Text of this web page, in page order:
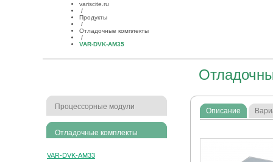
variscite.ru
/
Продукты
/
Отладочные комплекты
/
VAR-DVK-AM35
Процессорные модули
Отладочные комплекты
VAR-DVK-AM33
Описание